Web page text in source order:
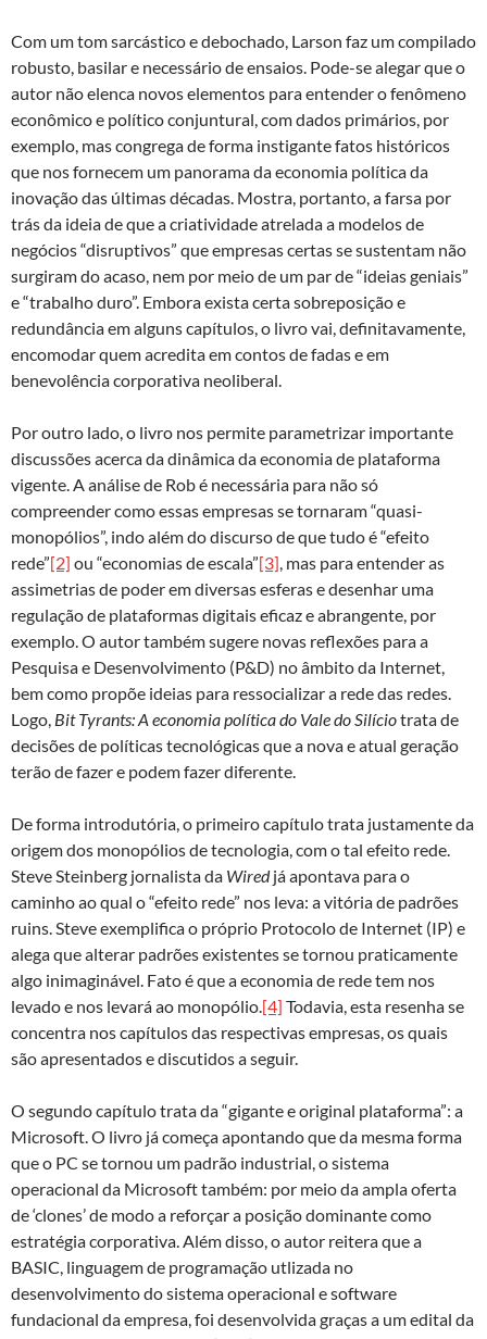
Com um tom sarcástico e debochado, Larson faz um compilado
robusto, basilar e necessário de ensaios. Pode-se alegar que o
autor não elenca novos elementos para entender o fenômeno
econômico e político conjuntural, com dados primários, por
exemplo, mas congrega de forma instigante fatos históricos
que nos fornecem um panorama da economia política da
inovação das últimas décadas. Mostra, portanto, a farsa por
trás da ideia de que a criatividade atrelada a modelos de
negócios “disruptivos” que empresas certas se sustentam não
surgiram do acaso, nem por meio de um par de “ideias geniais”
e “trabalho duro”. Embora exista certa sobreposição e
redundância em alguns capítulos, o livro vai, definitavamente,
encomodar quem acredita em contos de fadas e em
benevolência corporativa neoliberal.
Por outro lado, o livro nos permite parametrizar importante
discussões acerca da dinâmica da economia de plataforma
vigente. A análise de Rob é necessária para não só
compreender como essas empresas se tornaram “quasi-
monopólios”, indo além do discurso de que tudo é “efeito
rede”[2] ou “economias de escala”[3], mas para entender as
assimetrias de poder em diversas esferas e desenhar uma
regulação de plataformas digitais eficaz e abrangente, por
exemplo. O autor também sugere novas reflexões para a
Pesquisa e Desenvolvimento (P&D) no âmbito da Internet,
bem como propõe ideias para ressocializar a rede das redes.
Logo, Bit Tyrants: A economia política do Vale do Silíciotrata de
decisões de políticas tecnológicas que a nova e atual geração
terão de fazer e podem fazer diferente.
De forma introdutória, o primeiro capítulo trata justamente da
origem dos monopólios de tecnologia, com o tal efeito rede.
Steve Steinberg jornalista da Wiredjá apontava para o
caminho ao qual o “efeito rede” nos leva: a vitória de padrões
ruins. Steve exemplifica o próprio Protocolo de Internet (IP) e
alega que alterar padrões existentes se tornou praticamente
algo inimaginável. Fato é que a economia de rede tem nos
levado e nos levará ao monopólio.[4] Todavia, esta resenha se
concentra nos capítulos das respectivas empresas, os quais
são apresentados e discutidos a seguir.
O segundo capítulo trata da “gigante e original plataforma”: a
Microsoft. O livro já começa apontando que da mesma forma
que o PC se tornou um padrão industrial, o sistema
operacional da Microsoft também: por meio da ampla oferta
de ‘clones’ de modo a reforçar a posição dominante como
estratégia corporativa. Além disso, o autor reitera que a
BASIC, linguagem de programação utlizada no
desenvolvimento do sistema operacional e software
fundacional da empresa, foi desenvolvida graças a um edital da